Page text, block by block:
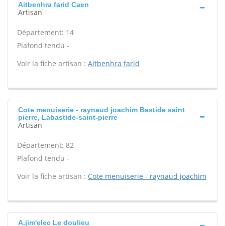
Aitbenhra farid Caen
Artisan
Département: 14
Plafond tendu -
Voir la fiche artisan : Aitbenhra farid
Cote menuiserie - raynaud joachim Bastide saint
pierre, Labastide-saint-pierre
Artisan
Département: 82
Plafond tendu -
Voir la fiche artisan : Cote menuiserie - raynaud joachim
A.jim'elec Le doulieu